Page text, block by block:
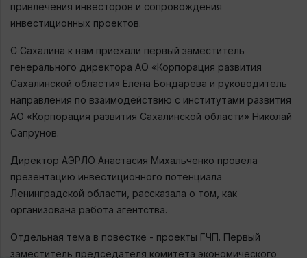
привлечения инвесторов и сопровождения
инвестиционных проектов.
С Сахалина к нам приехали первый заместитель
генерального директора АО «Корпорация развития
Сахалинской области» Елена Бондарева и руководитель
направления по взаимодействию с институтами развития
АО «Корпорация развития Сахалинской области» Николай
Сапрунов.
Директор АЭРЛО Анастасия Михальченко провела
презентацию инвестиционного потенциала
Ленинградской области, рассказала о том, как
организована работа агентства.
Отдельная тема в повестке - проекты ГЧП. Первый
заместитель председателя комитета экономического